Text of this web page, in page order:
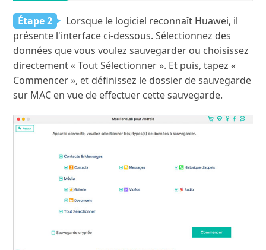
Étape 2
Lorsque le logiciel reconnaît Huawei, il
présente l'interface ci-dessous. Sélectionnez des
données que vous voulez sauvegarder ou choisissez
directement « Tout Sélectionner ». Et puis, tapez «
Commencer », et définissez le dossier de sauvegarde
sur MAC en vue de effectuer cette sauvegarde.